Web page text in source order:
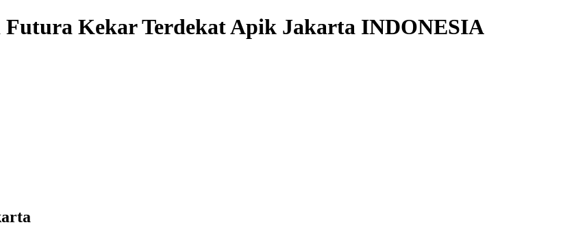
Futura Kekar Terdekat Apik Jakarta INDONESIA